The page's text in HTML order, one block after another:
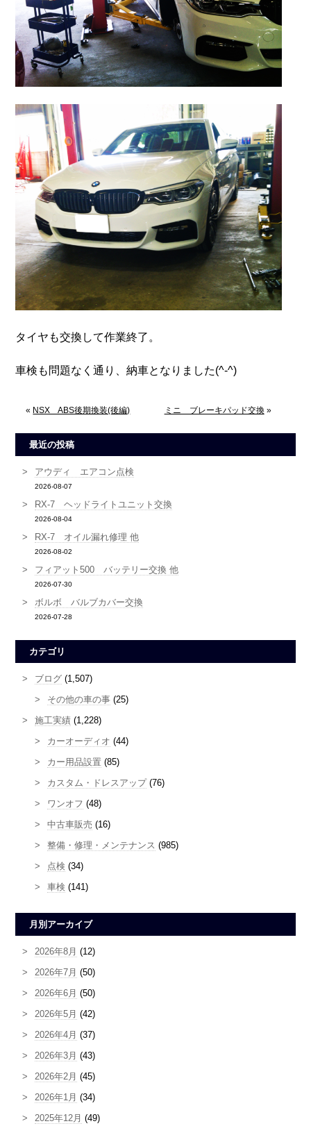
タイヤも交換して作業終了。
車検も問題なく通り、納車となりました(^-^)
« NSX ABS後期換装(後編) ミニ ブレーキパッド交換»
最近の投稿
アウディ エアコン点検
2026-08-07
RX-7 ヘッドライトユニット交換
2026-08-04
RX-7 オイル漏れ修理 他
2026-08-02
フィアット500 バッテリー交換 他
2026-07-30
ボルボ バルブカバー交換
2026-07-28
カテゴリ
ブログ (1,507)
その他の車の事 (25)
施工実績 (1,228)
カーオーディオ (44)
カー用品設置 (85)
カスタム・ドレスアップ(76)
ワンオフ (48)
中古車販売 (16)
整備・修理・メンテナンス (985)
点検 (34)
車検 (141)
月別アーカイブ
2026年8月 (12)
2026年7月 (50)
2026年6月 (50)
2026年5月 (42)
2026年4月 (37)
2026年3月 (43)
2026年2月 (45)
2026年1月 (34)
2025年12月 (49)